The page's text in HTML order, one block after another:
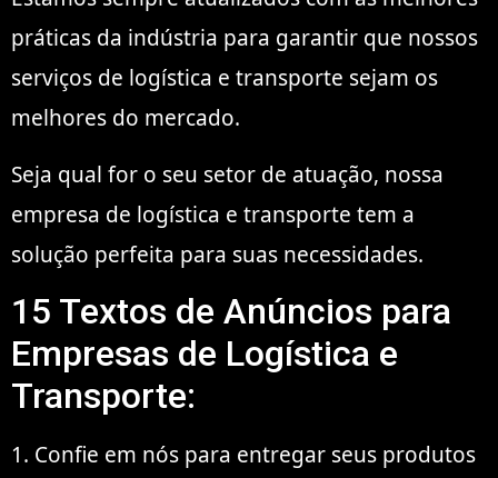
práticas da indústria para garantir que nossos
serviços de logística e transporte sejam os
melhores do mercado.
Seja qual for o seu setor de atuação, nossa
empresa de logística e transporte tem a
solução perfeita para suas necessidades.
15 Textos de Anúncios para
Empresas de Logística e
Transporte:
1. Confie em nós para entregar seus produtos